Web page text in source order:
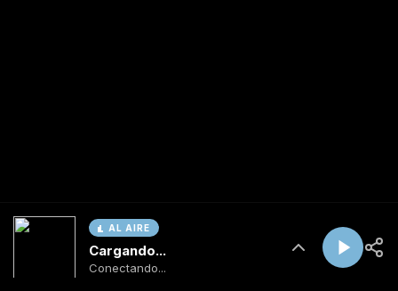
AL AIRE
Cargando...
Conectando...